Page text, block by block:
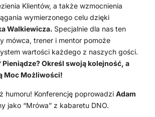
Klientów, a także wzmocnienia
wymierzonego celu dzięki
Walkiewicza. Specjalnie dla nas ten
mówca, trener i mentor pomoże
wartości każdego z naszych gości.
Pieniądze? Określ swoją kolejność, a
Moc Możliwości!
humoru! Konferencję poprowadzi Adam
jako “Mrówa” z kabaretu DNO.